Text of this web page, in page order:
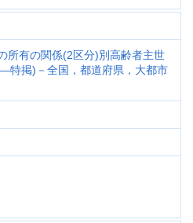
所有の関係(2区分)別高齢者主世
特掲)－全国，都道府県，大都市